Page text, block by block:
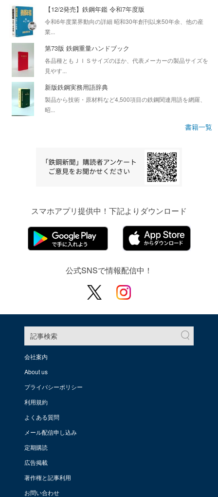
【12/2発売】鉄鋼年鑑 令和7年度版
令和6年度業界動向の詳細 昭和30年創刊以来50年余、他の産
業...
第73版 鉄鋼重量ハンドブック
各品種ともＪＩＳサイズのほか、代表メーカーの製品サイズを
見やす...
新版鉄鋼実務用語辞典
製品から技術・原材料など4,500項目の鉄鋼関連用語を網羅、
昭...
書籍一覧
スマホアプリ提供中！下記よりダウンロード
公式SNSで情報配信中！
記事検索
会社案内
About us
プライバシーポリシー
利用規約
よくある質問
メール配信申し込み
定期購読
広告掲載
著作権と記事利用
お問い合わせ